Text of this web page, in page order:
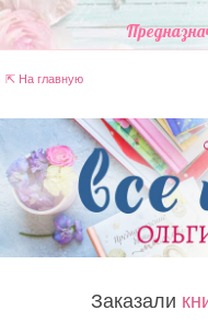
⇱ На главную
Заказали